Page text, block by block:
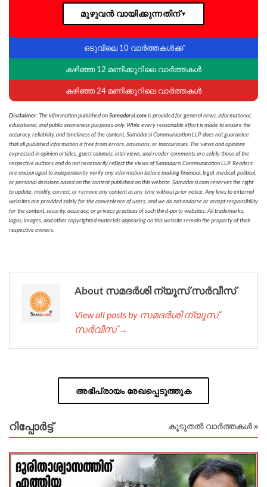
മുഴുവൻ വായിക്കുന്നതിന്▼
ഒടുവിലെ 10 വാർത്തകൾക്ക്
കഴിഞ്ഞ 12 മണിക്കൂറിലെ വാർത്തകൾ
കഴിഞ്ഞ 24 മണിക്കൂറിലെ വാർത്തകൾ
Disclaimer: The information published onSamadarsi.comis provided for general news, informational,
educational, and public awareness purposes only. While every reasonable effort is made to ensure the
accuracy, reliability, and timeliness of the content, Samadarsi Communication LLP does not guarantee
that all published information is free from errors, omissions, or inaccuracies. The views and opinions
expressed in opinion articles, guest columns, interviews, and reader comments are solely those of the
respective authors and do not necessarily reflect the views of Samadarsi Communication LLP. Readers
are encouraged to independently verify any information before making financial, legal, medical, political,
or personal decisions based on the content published on this website. Samadarsi.com reserves the right
to update, modify, correct, or remove any content at any time without prior notice. Any links to external
websites are provided solely for the convenience of users, and we do not endorse or accept responsibility
for the content, security, accuracy, or privacy practices of such third-party websites. All trademarks,
logos, images, and other copyrighted materials appearing on this website remain the property of their
respective owners.
About സമദർശി ന്യൂസ് സർവീസ്
View all posts by സമദർശി ന്യൂസ്
സർവീസ് →
അഭിപ്രായം രേഖപ്പെടുത്തുക
റിപ്പോര്‍ട്ട് കൂടുതൽ വാർത്തകൾ »